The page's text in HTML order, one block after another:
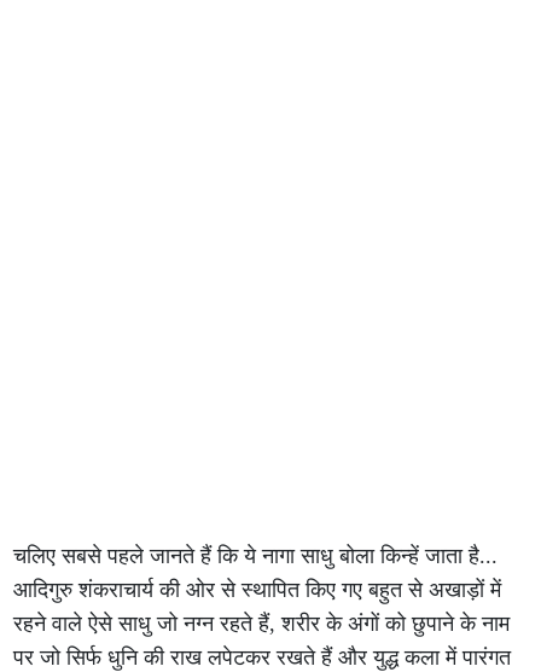
चलिए सबसे पहले जानते हैं कि ये नागा साधु बोला किन्हें जाता है...
आदिगुरु शंकराचार्य की ओर से स्थापित किए गए बहुत से अखाड़ों में
रहने वाले ऐसे साधु जो नग्न रहते हैं, शरीर के अंगों को छुपाने के नाम
पर जो सिर्फ धुनि की राख लपेटकर रखते हैं और युद्ध कला में पारंगत